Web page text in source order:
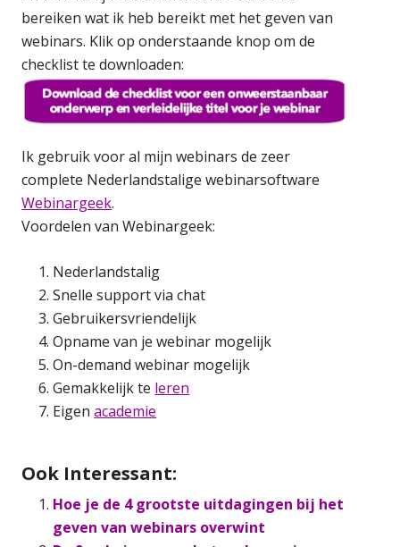
bereiken wat ik heb bereikt met het geven van
webinars. Klik op onderstaande knop om de
checklist te downloaden:
Ik gebruik voor al mijn webinars de zeer
complete Nederlandstalige webinarsoftware
Webinargeek.
Voordelen van Webinargeek:
Nederlandstalig
Snelle support via chat
Gebruikersvriendelijk
Opname van je webinar mogelijk
On-demand webinar mogelijk
Gemakkelijk te leren
Eigenacademie
Ook Interessant:
Hoe je de 4 grootste uitdagingen bij het
geven van webinars overwint